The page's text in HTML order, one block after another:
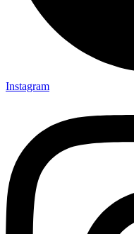
Instagram